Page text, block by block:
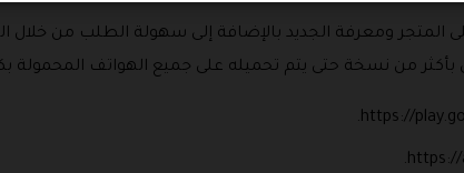
ومعرفة الجديد بالإضافة إلى سهولة الطلب من خلال
من نسخة حتى يتم تحميله على جميع الهواتف المحمولة